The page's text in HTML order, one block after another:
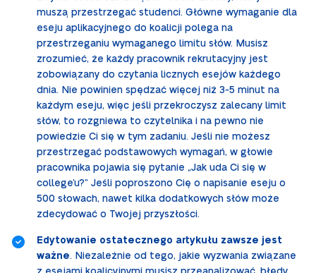
muszą przestrzegać studenci. Główne wymaganie dla
eseju aplikacyjnego do koalicji polega na
przestrzeganiu wymaganego limitu słów. Musisz
zrozumieć, że każdy pracownik rekrutacyjny jest
zobowiązany do czytania licznych esejów każdego
dnia. Nie powinien spędzać więcej niż 3-5 minut na
każdym eseju, więc jeśli przekroczysz zalecany limit
słów, to rozgniewa to czytelnika i na pewno nie
powiedzie Ci się w tym zadaniu. Jeśli nie możesz
przestrzegać podstawowych wymagań, w głowie
pracownika pojawia się pytanie „Jak uda Ci się w
college’u?” Jeśli poproszono Cię o napisanie eseju o
500 słowach, nawet kilka dodatkowych słów może
zdecydować o Twojej przyszłości.
Edytowanie ostatecznego artykułu zawsze jest
ważne. Niezależnie od tego, jakie wyzwania związane